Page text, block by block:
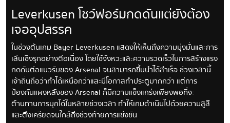
Leverkusen โชว์ฟอร์มกดดันแต่ยังต้อง
เจออุปสรรค
ในช่วงต้นเกม Bayer Leverkusen แสดงให้เห็นถึงความมุ่งมั่นและการ
เล่นเชิงรุกอย่างต่อเนื่อง โดยใช้จังหวะและความรวดเร็วในการสร้างแรง
กดดันต่อแนวรับของ Arsenal จนสามารถขึ้นนำได้สำเร็จ ช่วงเวลานี้
เจ้าถิ่นถือว่าทำได้เหนือกว่าและมีโอกาสทำประตูมากกว่า แต่การ
ป้องกันแผงหลังของ Arsenal ก็มีความแข็งแกร่งเพียงพอที่จะ
ต้านทานการบุกได้ในหลายช่วงเวลา ทำให้เกมดำเนินไปด้วยความสูสี
และตึงเครียดจนใกล้ถึงช่วงท้ายการแข่งขัน